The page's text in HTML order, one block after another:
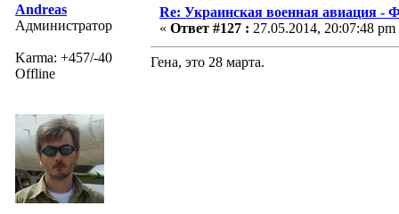
Andreas
Администратор
Karma: +457/-40
Offline
Re: Украинская военная авиация -
« Ответ #127 : 27.05.2014, 20:07:48 pm
Гена, это 28 марта.